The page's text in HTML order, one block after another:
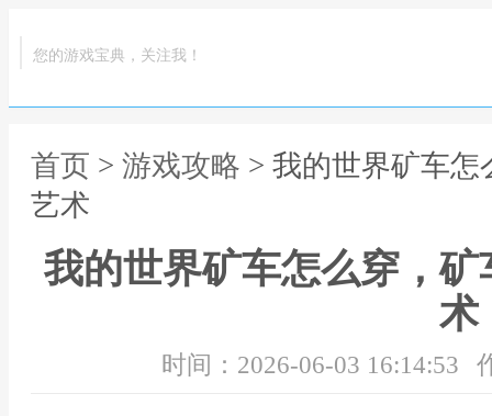
您的游戏宝典，关注我！
首页 > 游戏攻略 > 我的世界矿车
艺术
我的世界矿车怎么穿，
术
时间：2026-06-03 16:14:53